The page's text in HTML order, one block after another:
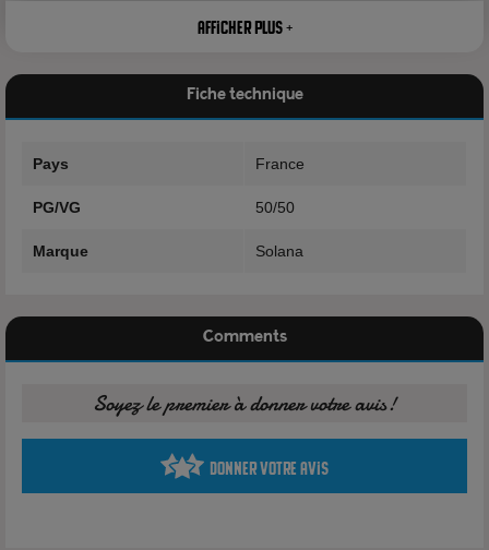
50% Propylène Glycol
Afficher plus +
Fiche technique
Pays France
PG/VG 50/50
Marque Solana
Comments
Soyez le premier à donner votre avis!
Donner votre avis